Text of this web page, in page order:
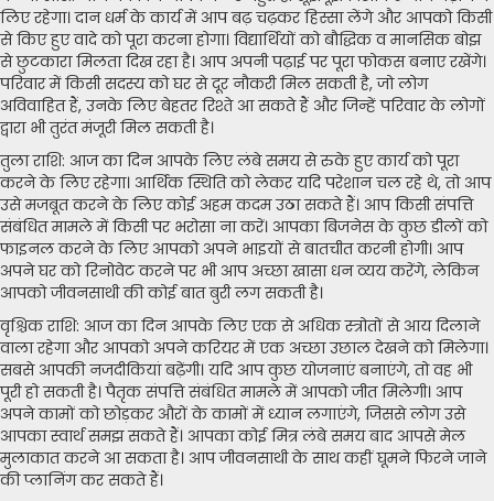
लिए रहेगा। दान धर्म के कार्य में आप बढ़ चढ़कर हिस्सा लेंगे और आपको किसी
से किए हुए वादे को पूरा करना होगा। विद्यार्थियों को बौद्धिक व मानसिक बोझ
से छुटकारा मिलता दिख रहा है। आप अपनी पढ़ाई पर पूरा फोकस बनाए रखेंगे।
परिवार में किसी सदस्य को घर से दूर नौकरी मिल सकती है, जो लोग
अविवाहित हैं, उनके लिए बेहतर रिश्ते आ सकते हैं और जिन्हें परिवार के लोगों
द्वारा भी तुरंत मंजूरी मिल सकती है।
तुला राशि: आज का दिन आपके लिए लंबे समय से रुके हुए कार्य को पूरा
करने के लिए रहेगा। आर्थिक स्थिति को लेकर यदि परेशान चल रहे थे, तो आप
उसे मजबूत करने के लिए कोई अहम कदम उठा सकते हैं। आप किसी संपत्ति
संबंधित मामले में किसी पर भरोसा ना करें। आपका बिजनेस के कुछ डीलों को
फाइनल करने के लिए आपको अपने भाइयों से बातचीत करनी होगी। आप
अपने घर को रिनोवेट करने पर भी आप अच्छा खासा धन व्यय करेंगे, लेकिन
आपको जीवनसाथी की कोई बात बुरी लग सकती है।
वृश्चिक राशि: आज का दिन आपके लिए एक से अधिक स्त्रोतों से आय दिलाने
वाला रहेगा और आपको अपने करियर में एक अच्छा उछाल देखने को मिलेगा।
सबसे आपकी नजदीकियां बढ़ेंगी। यदि आप कुछ योजनाएं बनाएंगे, तो वह भी
पूरी हो सकती है। पैतृक संपत्ति संबंधित मामले में आपको जीत मिलेगी। आप
अपने कामों को छोड़कर औरों के कामों में ध्यान लगाएंगे, जिससे लोग उसे
आपका स्वार्थ समझ सकते हैं। आपका कोई मित्र लंबे समय बाद आपसे मेल
मुलाकात करने आ सकता है। आप जीवनसाथी के साथ कहीं घूमने फिरने जाने
की प्लानिंग कर सकते हैं।